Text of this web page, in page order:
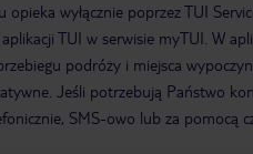
wyłącznie poprzez TUI
TUI w serwisie myTUI. W
podróży i miejsca
Jeśli potrzebują Państwo
SMS-owo lub za pomocą